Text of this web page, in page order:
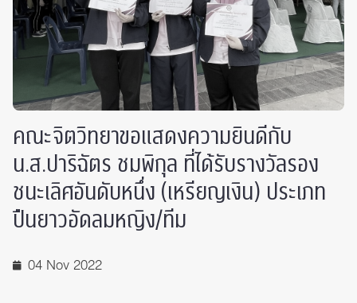
คณะจิตวิทยาขอแสดงความยินดี​กับ
น.ส.ปาริฉัตร​ ชมพิกุล​ ที่ได้รับรางวัลรอง
ชนะเลิศ​อันดับหนึ่ง​ (เหรียญเงิน)​ ประเภท
ปืนยาวอัดลมหญิง/ทีม
04 Nov 2022